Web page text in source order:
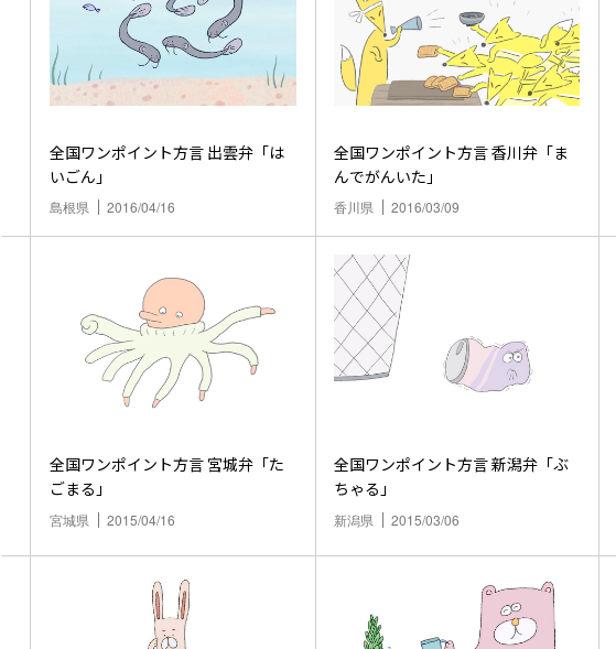
全国ワンポイント方言 出雲弁「は
いごん」
島根県 2016/04/16
全国ワンポイント方言 香川弁「ま
んでがんいた」
香川県 2016/03/09
全国ワンポイント方言 宮城弁「た
ごまる」
宮城県 2015/04/16
全国ワンポイント方言 新潟弁「ぶ
ちゃる」
新潟県 2015/03/06